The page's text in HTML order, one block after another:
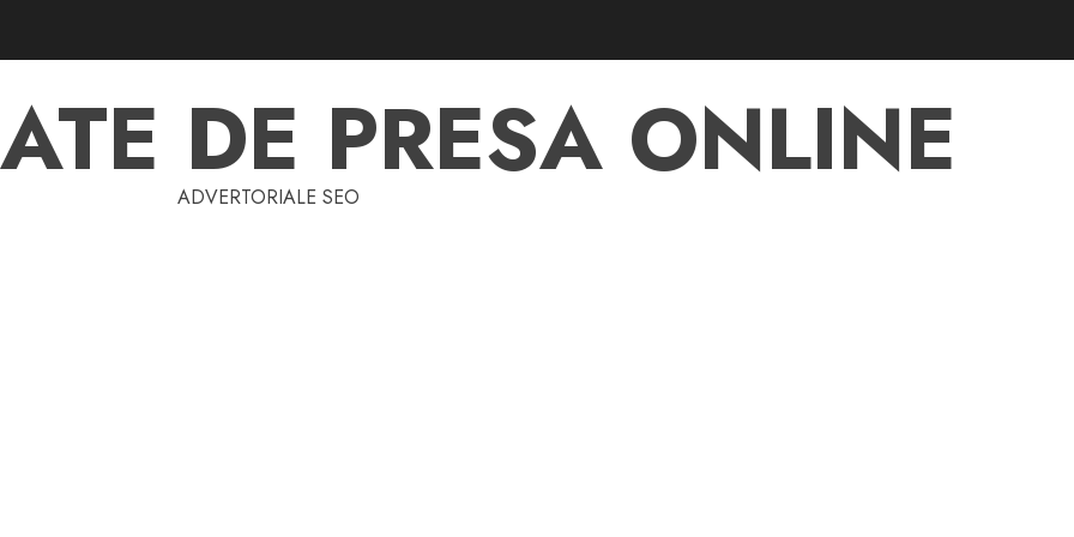
DE PRESA ONLINE
ADVERTORIALE SEO